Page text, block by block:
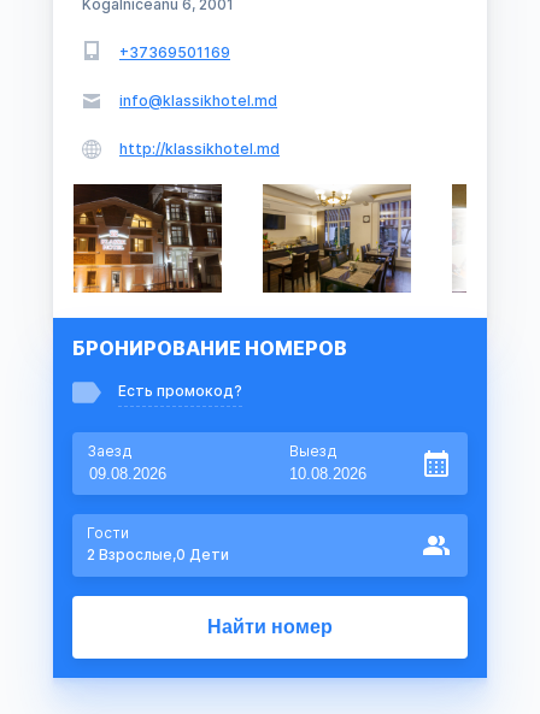
Kogalniceanu 6, 2001
+37369501169
info@klassikhotel.md
http://klassikhotel.md
БРОНИРОВАНИЕ НОМЕРОВ
Есть промокод?
Заезд Выезд
Гости
2 Взрослые,0 Дети
Найти номер